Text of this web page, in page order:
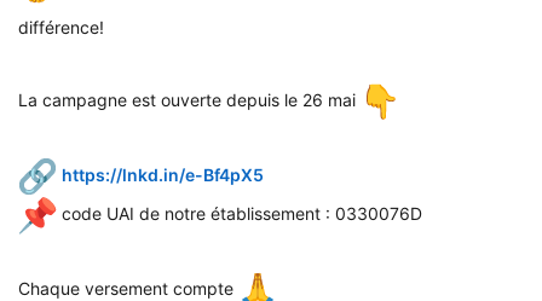
différence!
La campagne est ouverte depuis le 26 mai
https://lnkd.in/e-Bf4pX5
code UAI de notre établissement : 0330076D
Chaque versement compte